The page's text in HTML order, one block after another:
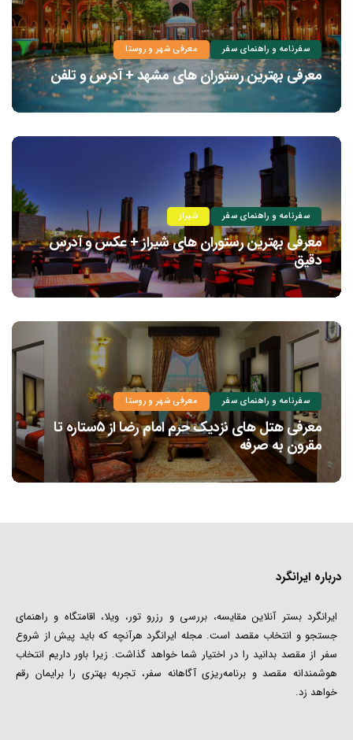
سفرنامه و راهنمای سفر معرفی شهر و روستا
معرفی بهترین رستوران های مشهد + آدرس و تلفن
سفرنامه و راهنمای سفر شیراز
معرفی بهترین رستوران های شیراز + عکس و آدرس
دقیق
سفرنامه و راهنمای سفر معرفی شهر و روستا
معرفی هتل های نزدیک حرم امام رضا از ۵ستاره تا
مقرون به صرفه
درباره ایرانگرد
ایرانگرد بستر آنلاین مقایسه، بررسی و رزرو تور، ویلا، اقامتگاه و راهنمای
جستجو و انتخاب مقصد است. مجله ایرانگرد هرآنچه که باید پیش از شروع
سفر از مقصد بدانید را در اختیار شما خواهد گذاشت. زیرا باور داریم انتخاب
هوشمندانه مقصد و برنامه‌ریزی آگاهانه سفر، تجربه بهتری را برایمان رقم
خواهد زد.